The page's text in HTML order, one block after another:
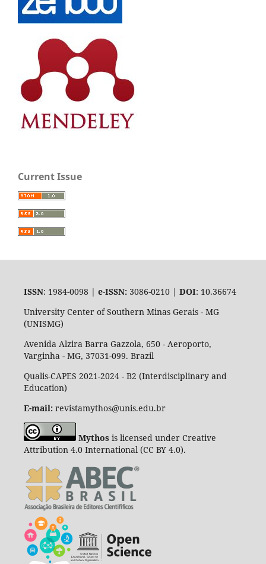
Current Issue
ISSN: 1984-0098 | e-ISSN:3086-0210 | DOI: 10.36674
University Center of Southern Minas Gerais - MG
(UNISMG)
Avenida Alzira Barra Gazzola, 650 - Aeroporto,
Varginha - MG, 37031-099. Brazil
Qualis-CAPES 2021-2024 - B2 (Interdisciplinary and
Education)
E-mail:revistamythos@unis.edu.br
Mythosis licensed under Creative
Attribution 4.0 International (CC BY 4.0).